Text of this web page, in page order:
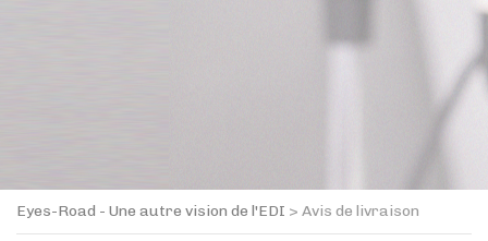
Eyes-Road - Une autre vision de l'EDI > Avis de livraison